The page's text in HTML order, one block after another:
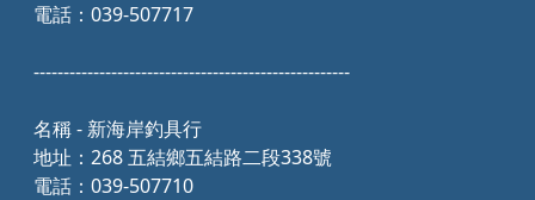
電話：039-507717
-----------------------------------------------------
名稱 - 新海岸釣具行
地址：268 五結鄉五結路二段338號
電話：039-507710